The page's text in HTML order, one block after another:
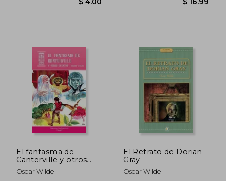
El fantasma de
Canterville y otros
cuentos (Ariel Juvenil
Ilustrada)
Oscar Wilde
El Retrato de Dorian
Gray
Oscar Wilde